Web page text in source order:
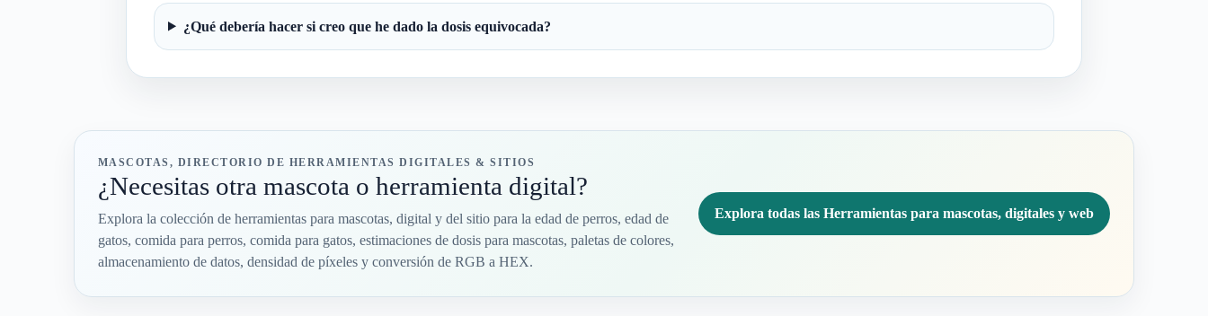
¿Qué debería hacer si creo que he dado la dosis equivocada?
MASCOTAS, DIRECTORIO DE HERRAMIENTAS DIGITALES & SITIOS
¿Necesitas otra mascota o herramienta digital?
Explora la colección de herramientas para mascotas, digital y del sitio para la edad de perros, edad de
gatos, comida para perros, comida para gatos, estimaciones de dosis para mascotas, paletas de colores,
almacenamiento de datos, densidad de píxeles y conversión de RGB a HEX.
Explora todas las Herramientas para mascotas, digitales y web